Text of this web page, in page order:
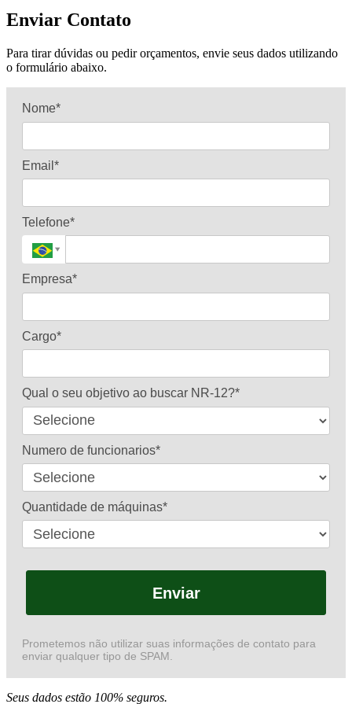
Enviar Contato
Para tirar dúvidas ou pedir orçamentos, envie seus dados utilizando
o formulário abaixo.
Nome*
Email*
Telefone*
Empresa*
Cargo*
Qual o seu objetivo ao buscar NR-12?*
Numero de funcionarios*
Quantidade de máquinas*
Enviar
Prometemos não utilizar suas informações de contato para
enviar qualquer tipo de SPAM.
Seus dados estão 100% seguros.